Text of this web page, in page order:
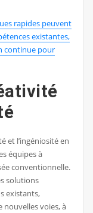
rapides peuvent
existantes,
continue pour
et l’ingéniosité en
équipes à
conventionnelle.
solutions
existants,
nouvelles voies, à